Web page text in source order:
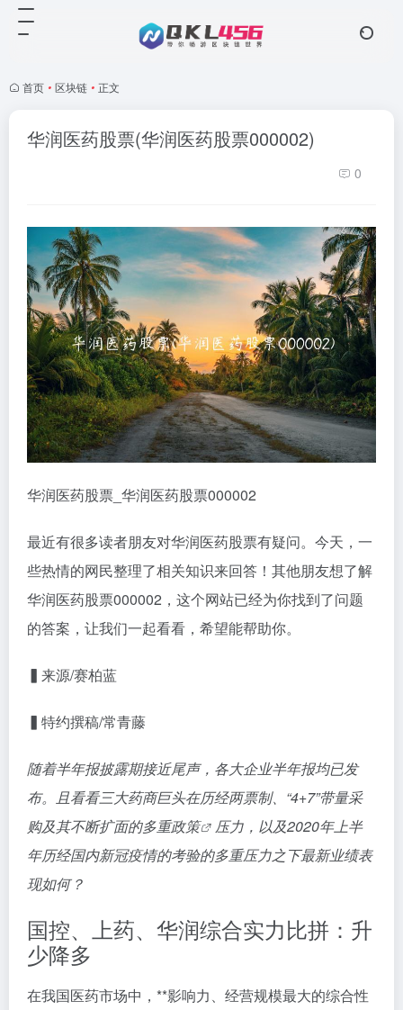
首页 • 区块链 • 正文
华润医药股票(华润医药股票000002)
0
华润医药股票_华润医药股票000002
最近有很多读者朋友对华润医药股票有疑问。今天，一
些热情的网民整理了相关知识来回答！其他朋友想了解
华润医药股票000002，这个网站已经为你找到了问题
的答案，让我们一起看看，希望能帮助你。
▍ 来源/赛柏蓝
▍ 特约撰稿/常青藤
随着半年报披露期接近尾声，各大企业半年报均已发
布。且看看三大药商巨头在历经两票制、“4+7”带量采
购及其不断扩面的多重政策
压力，以及2020年上半
年历经国内新冠疫情的考验的多重压力之下最新业绩表
现如何？
国控、上药、华润综合实力比拼：升
少降多
在我国医药市场中，**影响力、经营规模最大的综合性